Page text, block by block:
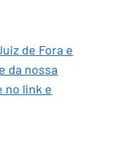
de Fora e
da nossa
no link e